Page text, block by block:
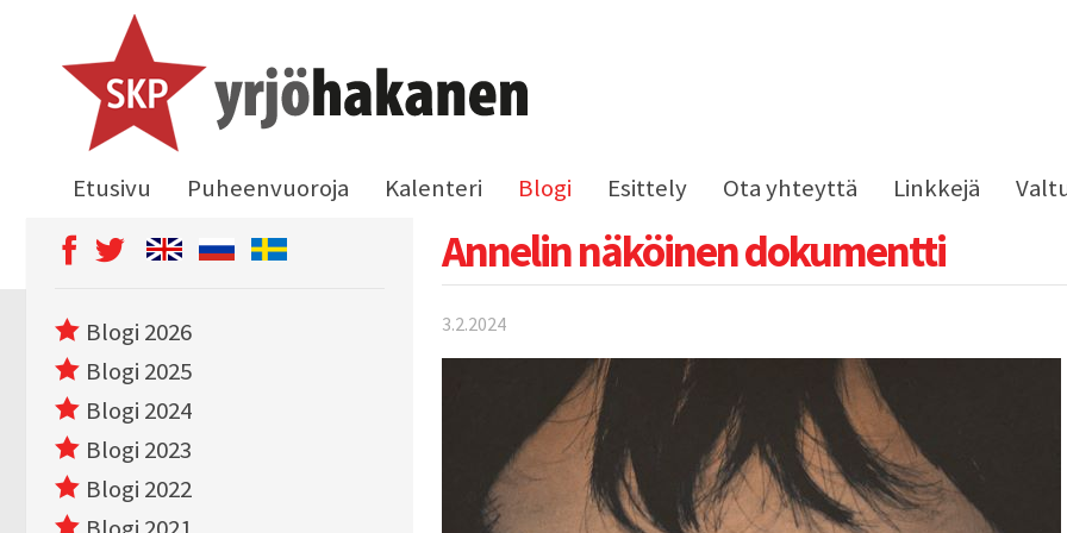
Etusivu Puheenvuoroja Kalenteri Blogi Esittely Ota yhteyttä Linkkejä
Annelin näköinen dokumentti
3.2.2024
Blogi 2026
Blogi 2025
Blogi 2024
Blogi 2023
Blogi 2022